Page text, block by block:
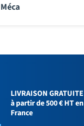
LIVRAISON GRATUITE
à partir de 500 € HT en
France